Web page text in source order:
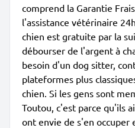
comprend la Garantie
l'assistance vétérinaire
chien est gratuite par la
débourser de l'argent à
besoin d'un dog sitter,
plateformes plus
chien. Si les gens sont
Toutou, c'est parce qu'ils
ont envie de s'en occuper